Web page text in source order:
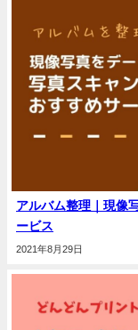
アルバム整理｜現像
ービス
2021年8月29日